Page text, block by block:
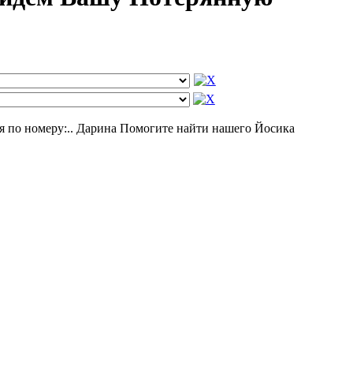
номеру:.. Дарина Помогите найти нашего Йосика